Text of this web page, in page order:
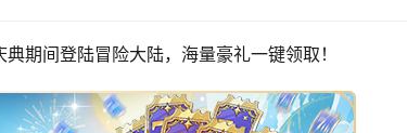
期间登陆冒险大陆，海量豪礼一键领取！